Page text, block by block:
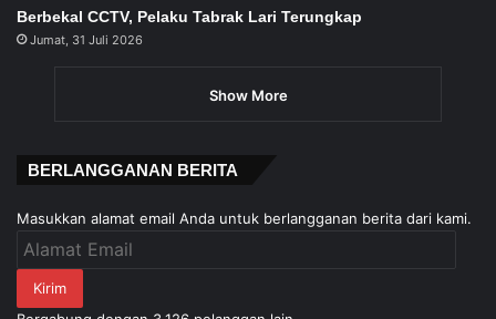
Berbekal CCTV, Pelaku Tabrak Lari Terungkap
Jumat, 31 Juli 2026
Show More
BERLANGGANAN BERITA
Masukkan alamat email Anda untuk berlangganan berita dari kami.
Alamat
Kirim